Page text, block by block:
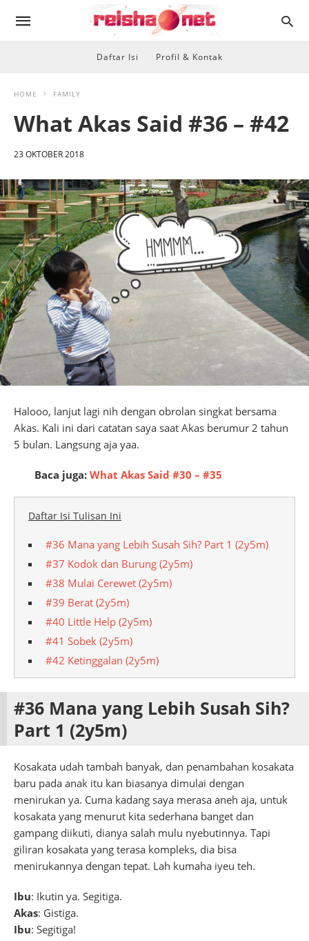
Daftar Isi Profil & Kontak
HOME FAMILY
What Akas Said #36 – #42
23 OKTOBER 2018
Halooo, lanjut lagi nih dengan obrolan singkat bersama
Akas. Kali ini dari catatan saya saat Akas berumur 2 tahun
5 bulan. Langsung aja yaa.
Baca juga: What Akas Said #30 – #35
Daftar Isi Tulisan Ini
#36 Mana yang Lebih Susah Sih? Part 1 (2y5m)
#37 Kodok dan Burung (2y5m)
#38 Mulai Cerewet (2y5m)
#39 Berat (2y5m)
#40 Little Help (2y5m)
#41 Sobek (2y5m)
#42 Ketinggalan (2y5m)
#36 Mana yang Lebih Susah Sih?
Part 1 (2y5m)
Kosakata udah tambah banyak, dan penambahan kosakata
baru pada anak itu kan biasanya dimulai dengan
menirukan ya. Cuma kadang saya merasa aneh aja, untuk
kosakata yang menurut kita sederhana banget dan
gampang diikuti, dianya salah mulu nyebutinnya. Tapi
giliran kosakata yang terasa kompleks, dia bisa
menirukannya dengan tepat. Lah kumaha iyeu teh.
Ibu: Ikutin ya. Segitiga.
Akas: Gistiga.
Ibu: Segitiga!